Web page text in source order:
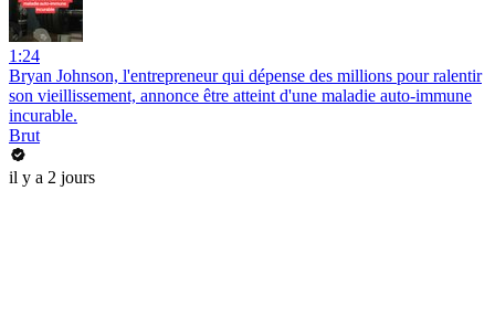
1:24
Bryan Johnson, l'entrepreneur qui dépense des millions pour ralentir
son vieillissement, annonce être atteint d'une maladie auto-immune
incurable.
Brut
il y a 2 jours